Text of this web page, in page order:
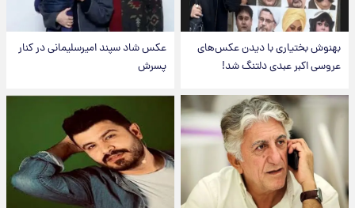
بهنوش بختیاری با دیدن عکس‌های
عروسی اکبر عبدی دلتنگ شد!
عکس شاد سپند امیرسلیمانی در کنار
پسرش